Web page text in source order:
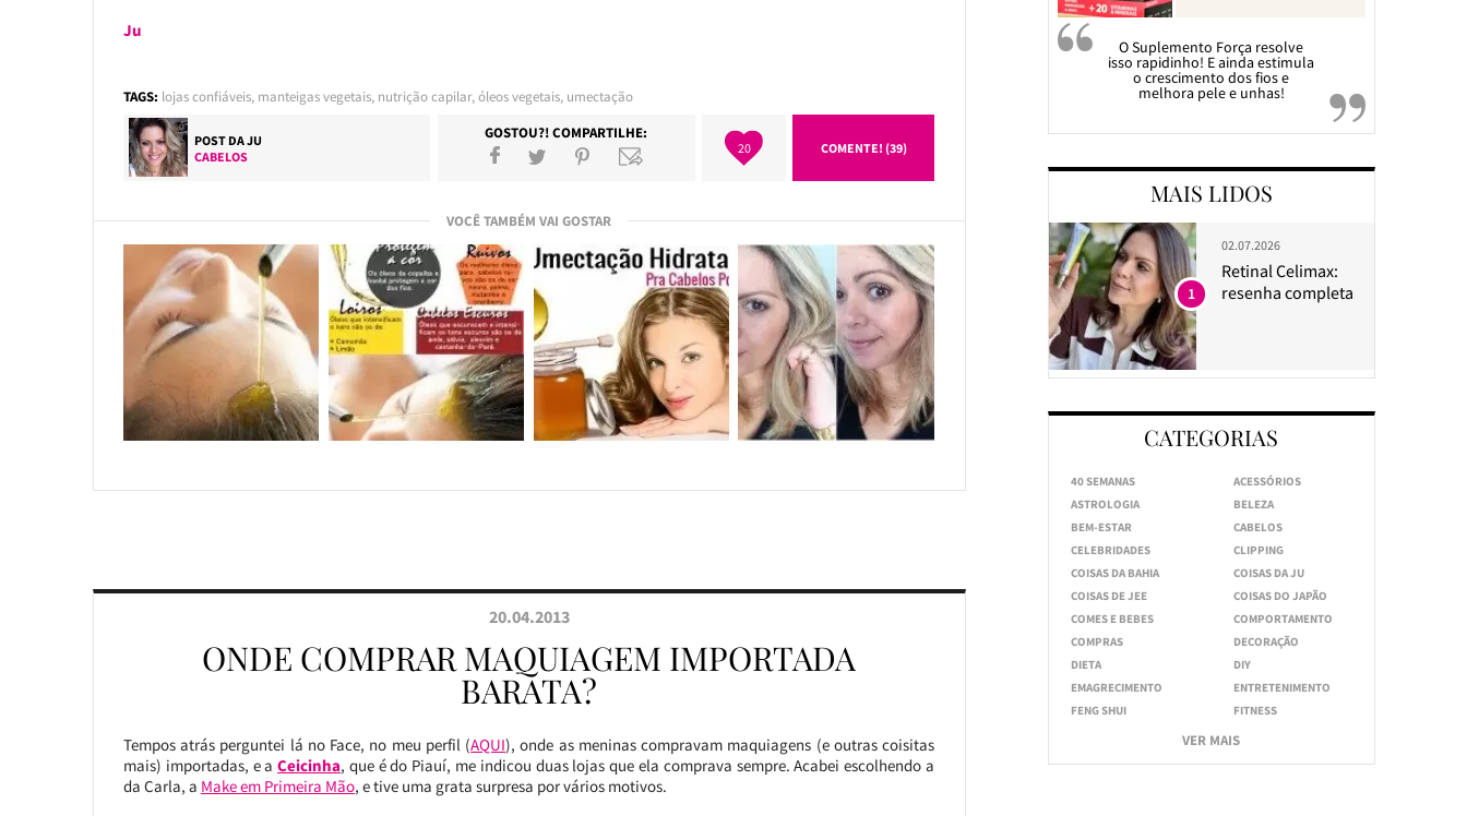
Ju
TAGS: lojas confiáveis, manteigas vegetais, nutrição capilar,óleos vegetais, umectação
POST DAJU
CABELOS
GOSTOU?! COMPARTILHE:
20 COMENTE! (39)
VOCÊ TAMBÉM VAI GOSTAR
20.04.2013
ONDE COMPRAR MAQUIAGEM IMPORTADA
BARATA?
Tempos atrás perguntei lá no Face, no meu perfil (AQUI), onde as meninas compravam maquiagens (e outras coisitas
mais) importadas, e aCeicinha, que é do Piauí, me indicou duas lojas que ela comprava sempre. Acabei escolhendo a
da Carla, a Make em Primeira Mão, e tive uma grata surpresa por vários motivos.
O Suplemento Força resolve
isso rapidinho! E ainda estimula
o crescimento dos fios e
melhora pele e unhas!
MAIS LIDOS
02.07.2026
Retinal Celimax:
resenha completa
1
CATEGORIAS
40 SEMANAS
ACESSÓRIOS
ASTROLOGIA
BELEZA
BEM-ESTAR
CABELOS
CELEBRIDADES
CLIPPING
COISAS DA BAHIA
COISAS DA JU
COISAS DE JEE
COISAS DO JAPÃO
COMES E BEBES
COMPORTAMENTO
COMPRAS
DECORAÇÃO
DIETA
DIY
EMAGRECIMENTO
ENTRETENIMENTO
FENG SHUI
FITNESS
VER MAIS